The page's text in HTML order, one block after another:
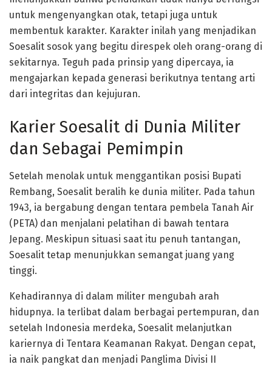
untuk mengenyangkan otak, tetapi juga untuk
membentuk karakter. Karakter inilah yang menjadikan
Soesalit sosok yang begitu direspek oleh orang-orang di
sekitarnya. Teguh pada prinsip yang dipercaya, ia
mengajarkan kepada generasi berikutnya tentang arti
dari integritas dan kejujuran.
Karier Soesalit di Dunia Militer
dan Sebagai Pemimpin
Setelah menolak untuk menggantikan posisi Bupati
Rembang, Soesalit beralih ke dunia militer. Pada tahun
1943, ia bergabung dengan tentara pembela Tanah Air
(PETA) dan menjalani pelatihan di bawah tentara
Jepang. Meskipun situasi saat itu penuh tantangan,
Soesalit tetap menunjukkan semangat juang yang
tinggi.
Kehadirannya di dalam militer mengubah arah
hidupnya. Ia terlibat dalam berbagai pertempuran, dan
setelah Indonesia merdeka, Soesalit melanjutkan
kariernya di Tentara Keamanan Rakyat. Dengan cepat,
ia naik pangkat dan menjadi Panglima Divisi II